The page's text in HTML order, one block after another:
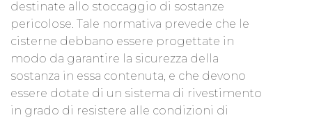
destinate allo stoccaggio di sostanze
pericolose. Tale normativa prevede che le
cisterne debbano essere progettate in
modo da garantire la sicurezza della
sostanza in essa contenuta, e che devono
essere dotate di un sistema di rivestimento
in grado di resistere alle condizioni di